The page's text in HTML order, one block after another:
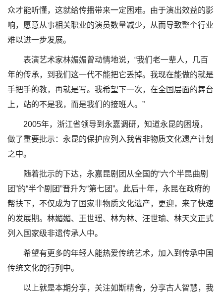
众才能听懂，这就给传播带来一定困难。由于演出效益的影
响，愿意从事相关职业的演员数量减少，从而导致整个行业
难以进一步发展。
表演艺术家林媚媚曾动情地说，“我们老一辈人，几百
年的传承，到我们这一代不能把它丢掉。我现在能做的就是
手把手的教，再就是写。我希望下一次，在全国层面的舞台
上，站的不是我，而是我们的接班人。”
2005年，浙江省领导到永嘉调研，知道永昆的困境，
做了重要批示：永昆的保护应列入我省非物质文化遗产计划
之中。
随着批示的下达，永嘉昆剧团从全国的“六个半昆曲剧
团”的“半个剧团”晋升为“第七团”。此后十年，永昆在政府的
帮扶下，不仅成为了国家非物质文化遗产，更迎，来了快速
的发展期。林媚媚、王世瑶、林为林、汪世瑜、林天文正式
列入国家级非遗传承人中。
希望有更多的年轻人能热爱传统艺术，加入到传承中国
传统文化的行列中。
以上就是本期分享，关注如斯精舍，分享古人智慧，我